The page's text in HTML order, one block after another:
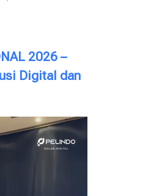
2026 –
Digital dan